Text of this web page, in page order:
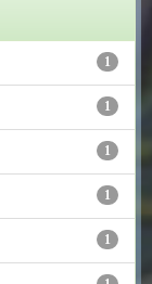
1
1
1
1
1